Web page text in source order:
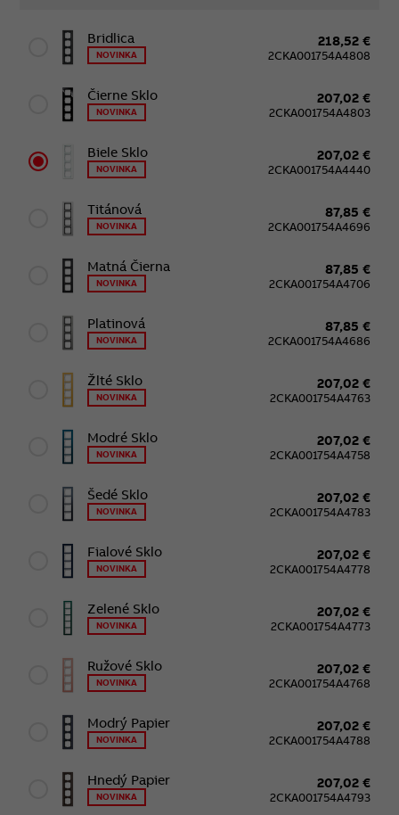
Bridlica
NOVINKA
218,52 €
2CKA001754A4808
Čierne Sklo
NOVINKA
207,02 €
2CKA001754A4803
Biele Sklo
NOVINKA
207,02 €
2CKA001754A4440
Titánová
NOVINKA
87,85 €
2CKA001754A4696
Matná Čierna
NOVINKA
87,85 €
2CKA001754A4706
Platinová
NOVINKA
87,85 €
2CKA001754A4686
Žlté Sklo
NOVINKA
207,02 €
2CKA001754A4763
Modré Sklo
NOVINKA
207,02 €
2CKA001754A4758
Šedé Sklo
NOVINKA
207,02 €
2CKA001754A4783
Fialové Sklo
NOVINKA
207,02 €
2CKA001754A4778
Zelené Sklo
NOVINKA
207,02 €
2CKA001754A4773
Ružové Sklo
NOVINKA
207,02 €
2CKA001754A4768
Modrý Papier
NOVINKA
207,02 €
2CKA001754A4788
Hnedý Papier
NOVINKA
207,02 €
2CKA001754A4793